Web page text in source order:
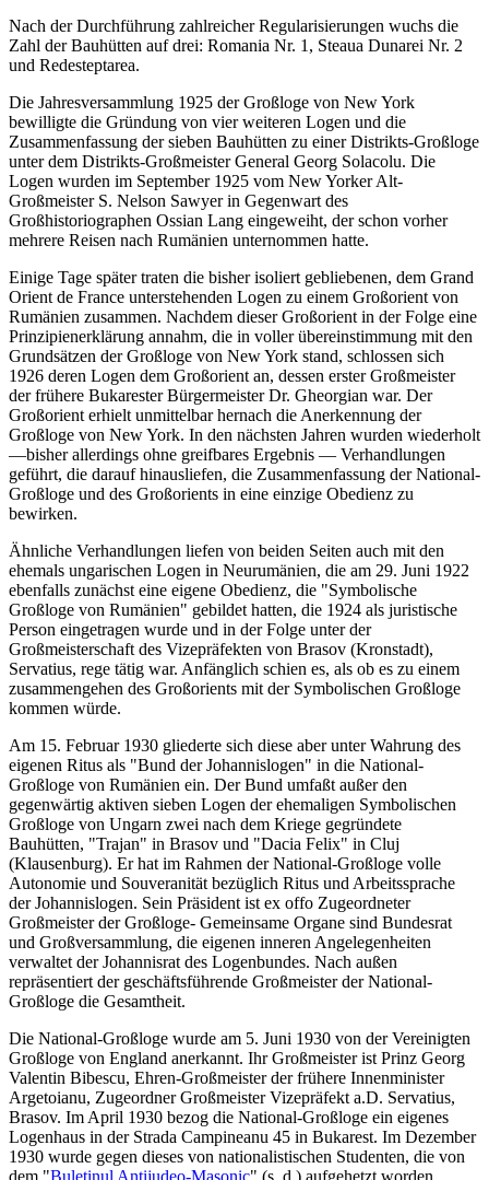
Nach der Durchführung zahlreicher Regularisierungen wuchs die
Zahl der Bauhütten auf drei: Romania Nr. 1, Steaua Dunarei Nr. 2
und Redesteptarea.
Die Jahresversammlung 1925 der Großloge von New York
bewilligte die Gründung von vier weiteren Logen und die
Zusammenfassung der sieben Bauhütten zu einer Distrikts-Großloge
unter dem Distrikts-Großmeister General Georg Solacolu. Die
Logen wurden im September 1925 vom New Yorker Alt-
Großmeister S. Nelson Sawyer in Gegenwart des
Großhistoriographen Ossian Lang eingeweiht, der schon vorher
mehrere Reisen nach Rumänien unternommen hatte.
Einige Tage später traten die bisher isoliert gebliebenen, dem Grand
Orient de France unterstehenden Logen zu einem Großorient von
Rumänien zusammen. Nachdem dieser Großorient in der Folge eine
Prinzipienerklärung annahm, die in voller übereinstimmung mit den
Grundsätzen der Großloge von New York stand, schlossen sich
1926 deren Logen dem Großorient an, dessen erster Großmeister
der frühere Bukarester Bürgermeister Dr. Gheorgian war. Der
Großorient erhielt unmittelbar hernach die Anerkennung der
Großloge von New York. In den nächsten Jahren wurden wiederholt
—bisher allerdings ohne greifbares Ergebnis — Verhandlungen
geführt, die darauf hinausliefen, die Zusammenfassung der National-
Großloge und des Großorients in eine einzige Obedienz zu
bewirken.
Ähnliche Verhandlungen liefen von beiden Seiten auch mit den
ehemals ungarischen Logen in Neurumänien, die am 29. Juni 1922
ebenfalls zunächst eine eigene Obedienz, die "Symbolische
Großloge von Rumänien" gebildet hatten, die 1924 als juristische
Person eingetragen wurde und in der Folge unter der
Großmeisterschaft des Vizepräfekten von Brasov (Kronstadt),
Servatius, rege tätig war. Anfänglich schien es, als ob es zu einem
zusammengehen des Großorients mit der Symbolischen Großloge
kommen würde.
Am 15. Februar 1930 gliederte sich diese aber unter Wahrung des
eigenen Ritus als "Bund der Johannislogen" in die National-
Großloge von Rumänien ein. Der Bund umfaßt außer den
gegenwärtig aktiven sieben Logen der ehemaligen Symbolischen
Großloge von Ungarn zwei nach dem Kriege gegründete
Bauhütten, "Trajan" in Brasov und "Dacia Felix" in Cluj
(Klausenburg). Er hat im Rahmen der National-Großloge volle
Autonomie und Souveranität bezüglich Ritus und Arbeitssprache
der Johannislogen. Sein Präsident ist ex offo Zugeordneter
Großmeister der Großloge- Gemeinsame Organe sind Bundesrat
und Großversammlung, die eigenen inneren Angelegenheiten
verwaltet der Johannisrat des Logenbundes. Nach außen
repräsentiert der geschäftsführende Großmeister der National-
Großloge die Gesamtheit.
Die National-Großloge wurde am 5. Juni 1930 von der Vereinigten
Großloge von England anerkannt. Ihr Großmeister ist Prinz Georg
Valentin Bibescu, Ehren-Großmeister der frühere Innenminister
Argetoianu, Zugeordner Großmeister Vizepräfekt a.D. Servatius,
Brasov. Im April 1930 bezog die National-Großloge ein eigenes
Logenhaus in der Strada Campineanu 45 in Bukarest. Im Dezember
1930 wurde gegen dieses von nationalistischen Studenten, die von